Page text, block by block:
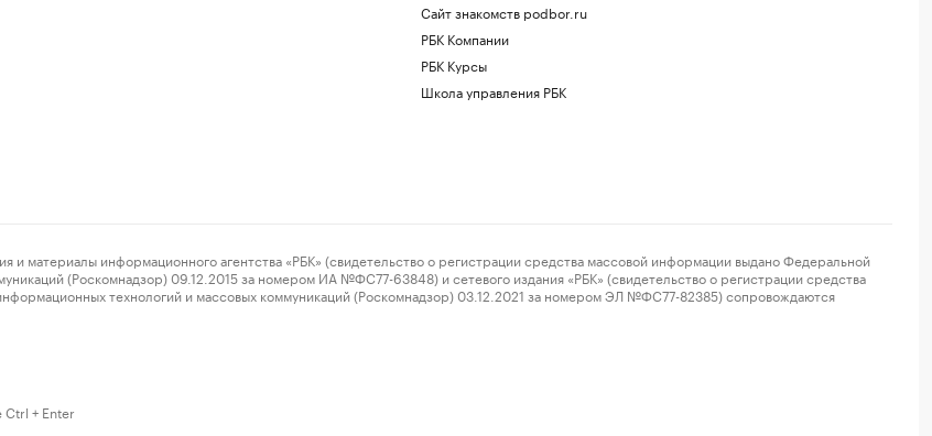
Сайт знакомств podbor.ru
РБК Компании
РБК Курсы
Школа управления РБК
информационного агентства «РБК» (свидетельство о регистрации средства массовой информации выдано Федеральной
(Роскомнадзор) 09.12.2015 за номером ИА №ФС77-63848) и сетевого издания «РБК» (свидетельство о регистрации средства
технологий и массовых коммуникаций (Роскомнадзор) 03.12.2021 за номером ЭЛ №ФС77-82385) сопровождаются
Ctrl + Enter